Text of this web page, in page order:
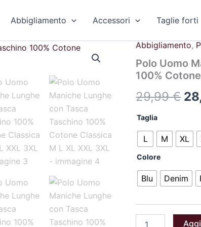
Abbigliamento Accessori Taglie forti
Abbigliamento,
Polo Uomo
100%
29,99€
Il
Taglia
L M XL
Colore
Blu Denim
Polo
Maniche
Lunghe
Tasca
Taschino
100%
Classica
M
L
XXL
3XL